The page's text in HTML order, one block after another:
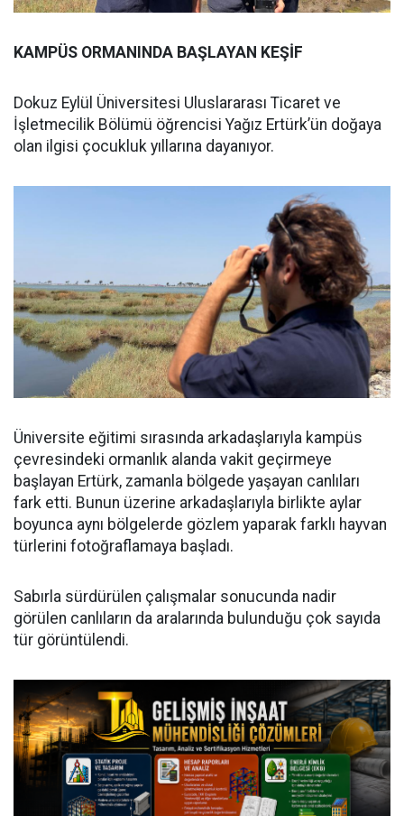
KAMPÜS ORMANINDA BAŞLAYAN KEŞİF
Dokuz Eylül Üniversitesi Uluslararası Ticaret ve
İşletmecilik Bölümü öğrencisi Yağız Ertürk’ün doğaya
olan ilgisi çocukluk yıllarına dayanıyor.
Üniversite eğitimi sırasında arkadaşlarıyla kampüs
çevresindeki ormanlık alanda vakit geçirmeye
başlayan Ertürk, zamanla bölgede yaşayan canlıları
fark etti. Bunun üzerine arkadaşlarıyla birlikte aylar
boyunca aynı bölgelerde gözlem yaparak farklı hayvan
türlerini fotoğraflamaya başladı.
Sabırla sürdürülen çalışmalar sonucunda nadir
görülen canlıların da aralarında bulunduğu çok sayıda
tür görüntülendi.